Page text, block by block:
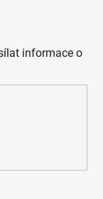
informace o